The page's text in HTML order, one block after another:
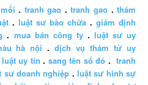
. tranh gao .tranh gao .thám
. luật sư bào chữa . giám định
. mua bán công ty. luật sư uy
hà nội .dịch vụ thám tử uy
uy tín . sang tên sổ đỏ .tranh
sư doanh nghiệp .luật sư hình sự